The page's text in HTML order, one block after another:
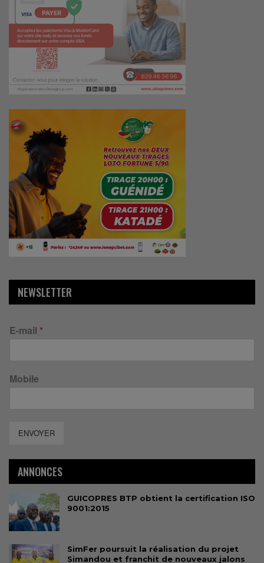
NEWSLETTER
E-mail *
Mobile
ENVOYER
ANNONCES
GUICOPRES BTP obtient la certification ISO
9001:2015
SimFer poursuit la réalisation du projet
Simandou et franchit de nouveaux jalons